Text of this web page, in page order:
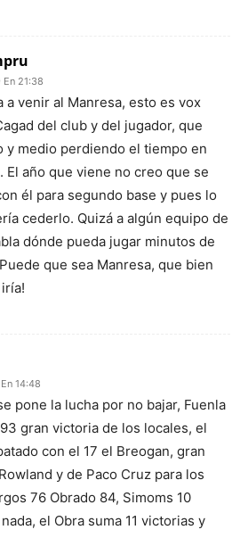
En 21:38
a venir al Manresa, esto es vox
del club y del jugador, que
y medio perdiendo el tiempo en
El año que viene no creo que se
él para segundo base y pues lo
cederlo. Quizá a algún equipo de
dónde pueda jugar minutos de
que sea Manresa, que bien
14:48
pone la lucha por no bajar, Fuenla
gran victoria de los locales, el
con el 17 el Breogan, gran
y de Paco Cruz para los
76 Obrado 84, Simoms 10
el Obra suma 11 victorias y